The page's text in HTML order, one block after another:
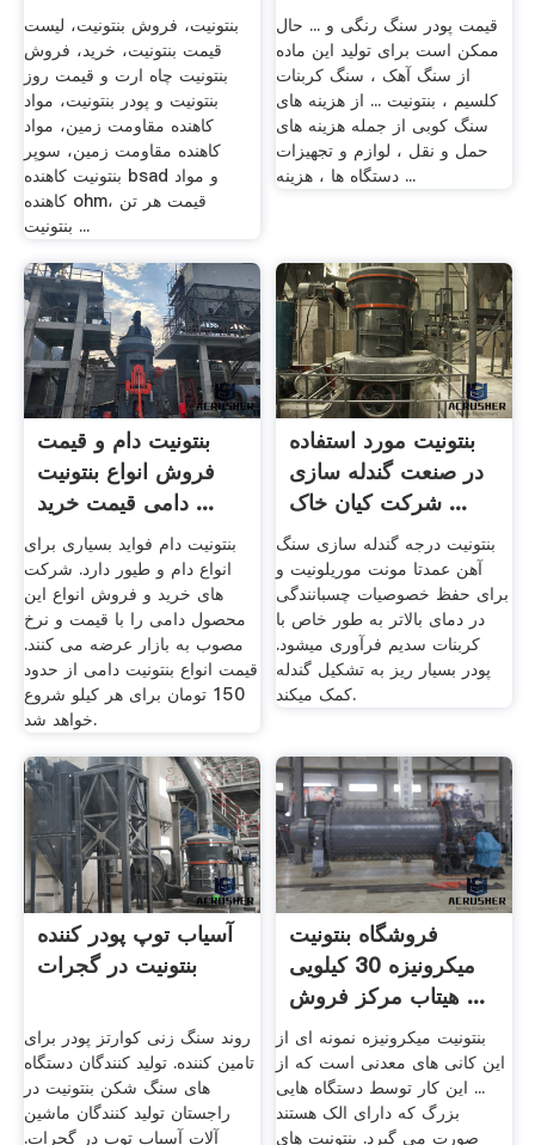
بنتونیت، فروش بنتونیت، لیست
قیمت بنتونیت، خرید، فروش
بنتونیت چاه ارت و قیمت روز
بنتونیت و پودر بنتونیت، مواد
کاهنده مقاومت زمین، مواد
کاهنده مقاومت زمین، سوپر
بنتونیت کاهنده bsad و مواد
کاهنده ohm، قیمت هر تن
بنتونیت ...
قیمت پودر سنگ رنگی و ... حال
ممکن است برای تولید این ماده
از سنگ آهک ، سنگ کربنات
کلسیم ، بنتونیت ... از هزینه های
سنگ کوبی از جمله هزینه های
حمل و نقل ، لوازم و تجهیزات
دستگاه ها ، هزینه ...
بنتونیت دام و قیمت
فروش انواع بنتونیت
دامی قیمت خرید ...
بنتونیت دام فواید بسیاری برای
انواع دام و طیور دارد. شرکت
های خرید و فروش انواع این
محصول دامی را با قیمت و نرخ
مصوب به بازار عرضه می کنند.
قیمت انواع بنتونیت دامی از حدود
150 تومان برای هر کیلو شروع
خواهد شد.
بنتونیت مورد استفاده
در صنعت گندله سازی
شرکت کیان خاک ...
بنتونیت درجه گندله سازی سنگ
آهن عمدتا مونت موریلونیت و
برای حفظ خصوصیات چسبانندگی
در دمای بالاتر به طور خاص با
کربنات سدیم فرآوری می­شود.
پودر بسیار ریز به تشکیل گندله
کمک می­کند.
آسیاب توپ پودر کننده
بنتونیت در گجرات
روند سنگ زنی کوارتز پودر برای
تامین کننده. تولید کنندگان دستگاه
های سنگ شکن بنتونیت در
راجستان تولید کنندگان ماشین
آلات آسیاب توپ در گجرات.
فروشگاه بنتونیت
میکرونیزه 30 کیلویی
هیتاب مرکز فروش ...
بنتونیت میکرونیزه نمونه ای از
این کانی های معدنی است که از
... این کار توسط دستگاه هایی
بزرگ که دارای الک هستند
صورت می گیرد. بنتونیت های